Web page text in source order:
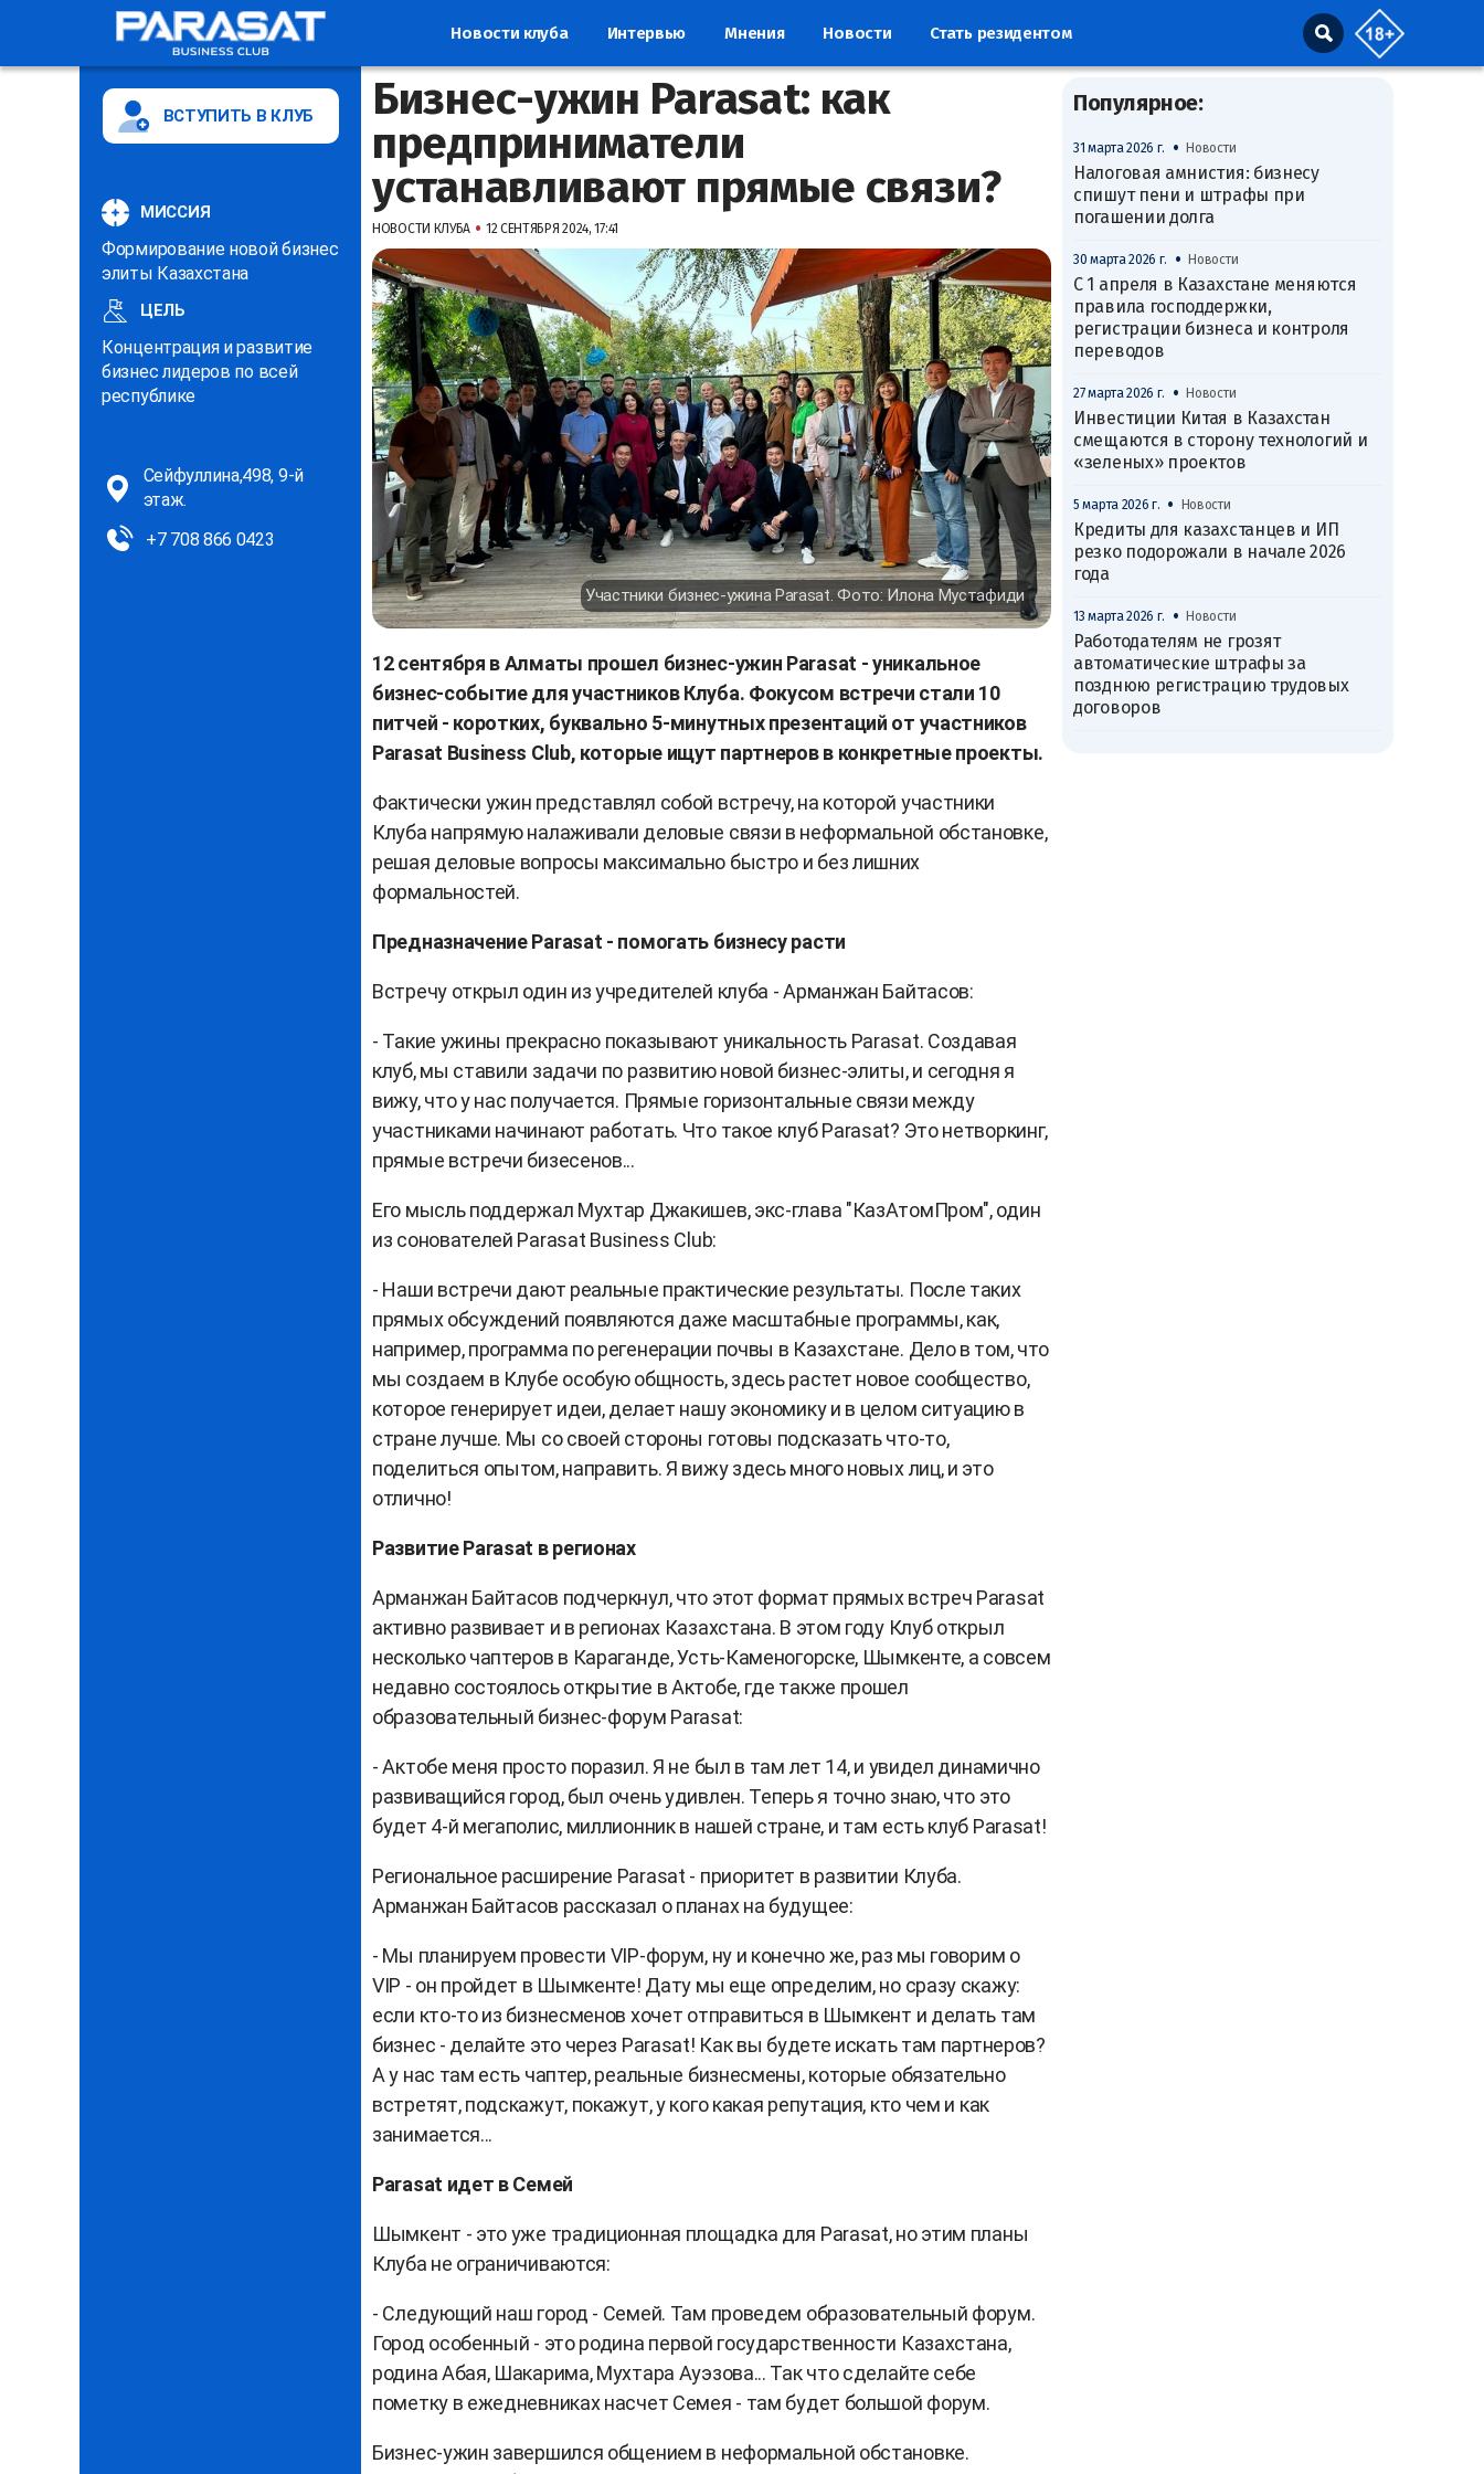
Новости клуба Интервью Мнения Новости Стать резидентом
ВСТУПИТЬ В КЛУБ
МИССИЯ
Формирование новой бизнес
элиты Казахстана
ЦЕЛЬ
Концентрация и развитие
бизнес лидеров по всей
республике
Сейфуллина,498, 9-й
этаж.
+7 708 866 0423
Бизнес-ужин Parasat: как
предприниматели
устанавливают прямые связи?
НОВОСТИ КЛУБА • 12 СЕНТЯБРЯ 2024, 17:41
Участники бизнес-ужина Parasat. Фото: Илона Мустафиди
12 сентября в Алматы прошел бизнес-ужин Parasat - уникальное
бизнес-событие для участников Клуба. Фокусом встречи стали 10
питчей - коротких, буквально 5-минутных презентаций от участников
Parasat Business Club, которые ищут партнеров в конкретные проекты.
Фактически ужин представлял собой встречу, на которой участники
Клуба напрямую налаживали деловые связи в неформальной обстановке,
решая деловые вопросы максимально быстро и без лишних
формальностей.
Предназначение Parasat - помогать бизнесу расти
Встречу открыл один из учредителей клуба - Арманжан Байтасов:
- Такие ужины прекрасно показывают уникальность Parasat. Создавая
клуб, мы ставили задачи по развитию новой бизнес-элиты, и сегодня я
вижу, что у нас получается. Прямые горизонтальные связи между
участниками начинают работать. Что такое клуб Parasat? Это нетворкинг,
прямые встречи бизесенов...
Его мысль поддержал Мухтар Джакишев, экс-глава "КазАтомПром", один
из сонователей Parasat Business Club:
- Наши встречи дают реальные практические результаты. После таких
прямых обсуждений появляются даже масштабные программы, как,
например, программа по регенерации почвы в Казахстане. Дело в том, что
мы создаем в Клубе особую общность, здесь растет новое сообщество,
которое генерирует идеи, делает нашу экономику и в целом ситуацию в
стране лучше. Мы со своей стороны готовы подсказать что-то,
поделиться опытом, направить. Я вижу здесь много новых лиц, и это
отлично!
Развитие Parasat в регионах
Арманжан Байтасов подчеркнул, что этот формат прямых встреч Parasat
активно развивает и в регионах Казахстана. В этом году Клуб открыл
несколько чаптеров в Караганде, Усть-Каменогорске, Шымкенте, а совсем
недавно состоялось открытие в Актобе, где также прошел
образовательный бизнес-форум Parasat:
- Актобе меня просто поразил. Я не был в там лет 14, и увидел динамично
развиващийся город, был очень удивлен. Теперь я точно знаю, что это
будет 4-й мегаполис, миллионник в нашей стране, и там есть клуб Parasat!
Региональное расширение Parasat - приоритет в развитии Клуба.
Арманжан Байтасов рассказал о планах на будущее:
- Мы планируем провести VIP-форум, ну и конечно же, раз мы говорим о
VIP - он пройдет в Шымкенте! Дату мы еще определим, но сразу скажу:
если кто-то из бизнесменов хочет отправиться в Шымкент и делать там
бизнес - делайте это через Parasat! Как вы будете искать там партнеров?
А у нас там есть чаптер, реальные бизнесмены, которые обязательно
встретят, подскажут, покажут, у кого какая репутация, кто чем и как
занимается...
Parasat идет в Семей
Шымкент - это уже традиционная площадка для Parasat, но этим планы
Клуба не ограничиваются:
- Следующий наш город - Семей. Там проведем образовательный форум.
Город особенный - это родина первой государственности Казахстана,
родина Абая, Шакарима, Мухтара Ауэзова... Так что сделайте себе
пометку в ежедневниках насчет Семея - там будет большой форум.
Бизнес-ужин завершился общением в неформальной обстановке.
Популярное:
31 марта 2026 г. • Новости
Налоговая амнистия: бизнесу
спишут пени и штрафы при
погашении долга
30 марта 2026 г. • Новости
С 1 апреля в Казахстане меняются
правила господдержки,
регистрации бизнеса и контроля
переводов
27 марта 2026 г. • Новости
Инвестиции Китая в Казахстан
смещаются в сторону технологий и
«зеленых» проектов
5 марта 2026 г. • Новости
Кредиты для казахстанцев и ИП
резко подорожали в начале 2026
года
13 марта 2026 г. • Новости
Работодателям не грозят
автоматические штрафы за
позднюю регистрацию трудовых
договоров